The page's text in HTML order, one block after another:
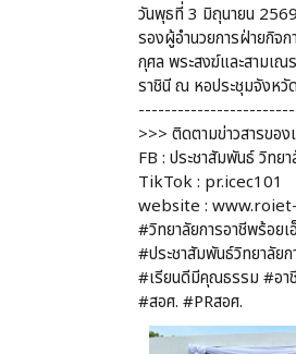
วันพุธที่ 3 มิถุนายน
รองผู้อำนวยการฝ่ายกิจ
กุศล พระสงฆ์และสามเณ
ราชินี ณ หอประชุมจังหวั
>>> ติดตามข่าวสารของ
FB : ประชาสัมพันธ์ วิทย
TikTok : pr.icec101
website :
#วิทยาลัยการอาชีพร้อย
#ประชาสัมพันธ์วิทยาลัย
#เรียนดีมีคุณธรรม #อาชี
#สอศ. #PRสอศ.